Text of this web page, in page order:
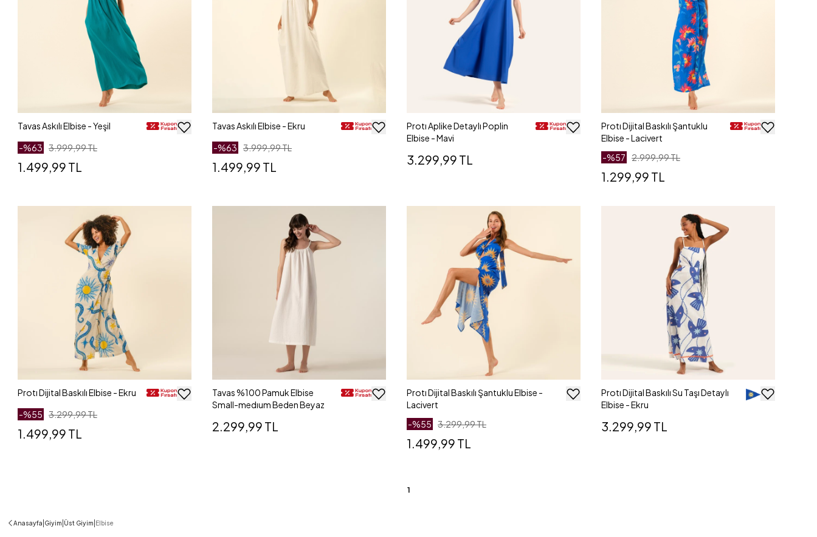
Tavas Askılı Elbise - Yeşil
-%63 3.999,99 TL
1.499,99 TL
Tavas Askılı Elbise - Ekru
-%63 3.999,99 TL
1.499,99 TL
Protı Aplike Detaylı Poplin
Elbise - Mavi
3.299,99 TL
Protı Dijital Baskılı Şantuklu
Elbise - Lacivert
-%57 2.999,99 TL
1.299,99 TL
Protı Dijital Baskılı Elbise - Ekru
-%55 3.299,99 TL
1.499,99 TL
Tavas %100 Pamuk Elbise
Small-medıum Beden Beyaz
2.299,99 TL
Protı Dijital Baskılı Şantuklu Elbise -
Lacivert
-%55 3.299,99 TL
1.499,99 TL
Protı Dijital Baskılı Su Taşı Detaylı
Elbise - Ekru
3.299,99 TL
1
Anasayfa Giyim Üst Giyim Elbise